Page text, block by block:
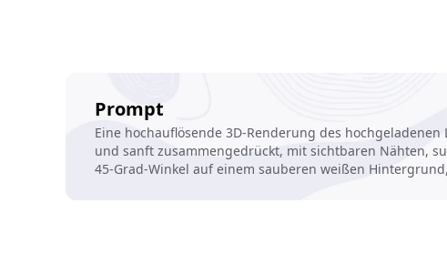
Prompt
Eine hochauflösende 3D-Renderung des
und sanft zusammengedrückt, mit sichtbaren Nähten,
45-Grad-Winkel auf einem sauberen weißen